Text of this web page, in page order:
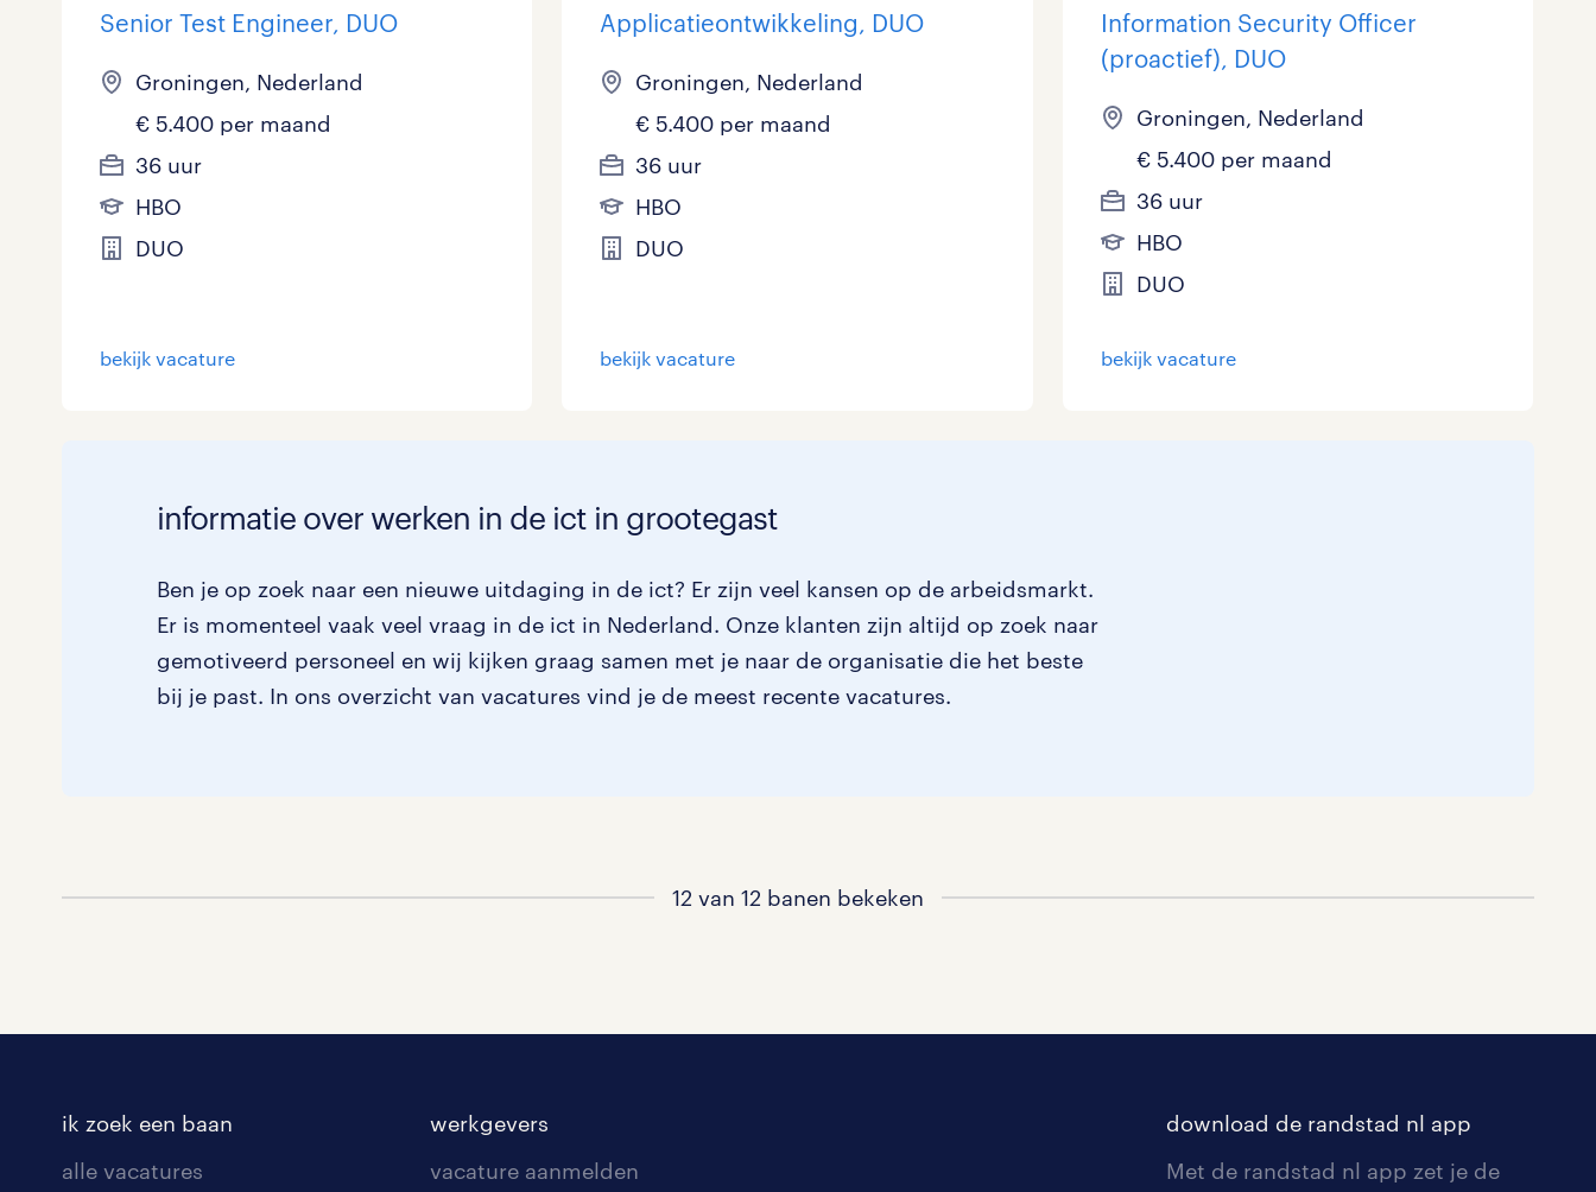
Senior Test Engineer, DUO
Groningen, Nederland
€ 5.400 per maand
36 uur
HBO
DUO
bekijk vacature
Applicatieontwikkeling, DUO
Groningen, Nederland
€ 5.400 per maand
36 uur
HBO
DUO
bekijk vacature
Information Security Officer
(proactief), DUO
Groningen, Nederland
€ 5.400 per maand
36 uur
HBO
DUO
bekijk vacature
informatie over werken in de ict in grootegast
Ben je op zoek naar een nieuwe uitdaging in de ict? Er zijn veel kansen op de arbeidsmarkt.
Er is momenteel vaak veel vraag in de ict in Nederland. Onze klanten zijn altijd op zoek naar
gemotiveerd personeel en wij kijken graag samen met je naar de organisatie die het beste
bij je past. In ons overzicht van vacatures vind je de meest recente vacatures.
12 van 12 banen bekeken
ik zoek een baan
alle vacatures
werkgevers
vacature aanmelden
download de randstad nl app
Met de randstad nl app zet je de